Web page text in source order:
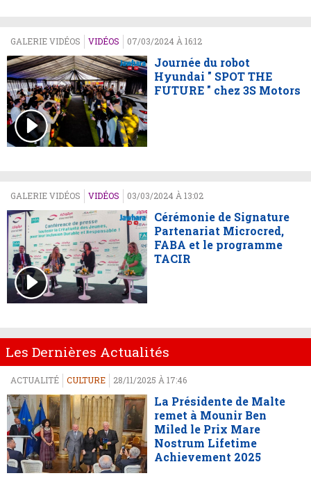
GALERIE VIDÉOS VIDÉOS 07/03/2024 À 16:12
Journée du robot
Hyundai " SPOT THE
FUTURE " chez 3S Motors
GALERIE VIDÉOS VIDÉOS 03/03/2024 À 13:02
Cérémonie de Signature
Partenariat Microcred,
FABA et le programme
TACIR
Les Dernières Actualités
ACTUALITÉ CULTURE 28/11/2025 À 17:46
La Présidente de Malte
remet à Mounir Ben
Miled le Prix Mare
Nostrum Lifetime
Achievement 2025